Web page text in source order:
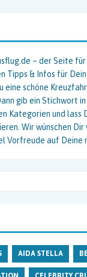
– der Seite
Tipps & Infos für
eine schöne
gib ein Stichwort in
Kategorien und lass
Wir wünschen
Vorfreude auf Deine
AIDA STELLA